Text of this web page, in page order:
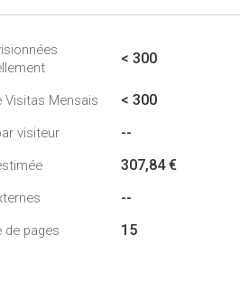
< 300
Visitas Mensais < 300
visiteur --
307,84 €
--
de pages 15